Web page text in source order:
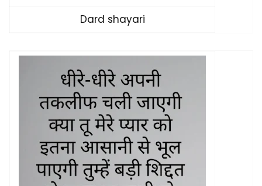
Dard shayari